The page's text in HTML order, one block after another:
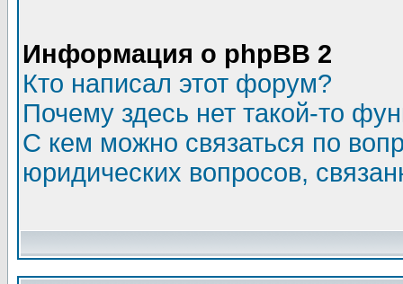
Информация о phpBB 2
Кто написал этот форум?
Почему здесь нет такой-то
С кем можно связаться по
юридических вопросов,